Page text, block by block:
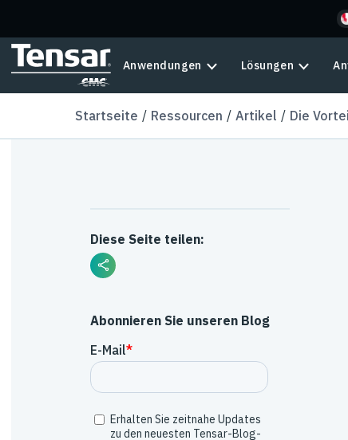
Anwendungen Lösungen
Startseite Ressourcen Artikel Die
Diese Seite teilen:
Abonnieren Sie unseren Blog